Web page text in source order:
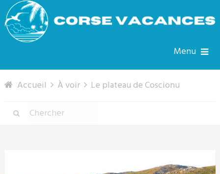
Menu
Accueil À voir Le plateau de Coscionu